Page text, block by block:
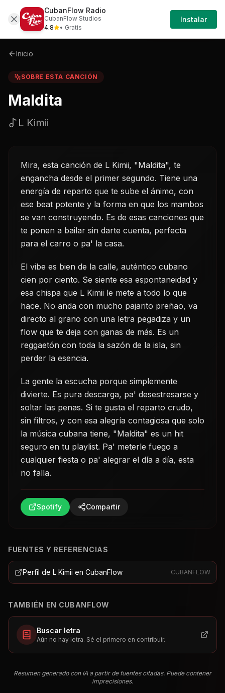
Sobre Maldita-l-kimii
Iniciar
Sesión
Inicio
SOBRE ESTA CANCIÓN
Maldita
L Kimii
Mira, esta canción de L Kimii, "Maldita", te
engancha desde el primer segundo. Tiene una
energía de reparto que te sube el ánimo, con
ese beat potente y la forma en que los mambos
se van construyendo. Es de esas canciones que
te ponen a bailar sin darte cuenta, perfecta
para el carro o pa' la casa.
El vibe es bien de la calle, auténtico cubano
cien por ciento. Se siente esa espontaneidad y
esa chispa que L Kimii le mete a todo lo que
hace. No anda con mucho pajarito preñao, va
directo al grano con una letra pegadiza y un
flow que te deja con ganas de más. Es un
reggaetón con toda la sazón de la isla, sin
perder la esencia.
La gente la escucha porque simplemente
divierte. Es pura descarga, pa' desestresarse y
soltar las penas. Si te gusta el reparto crudo,
sin filtros, y con esa alegría contagiosa que solo
la música cubana tiene, "Maldita" es un hit
seguro en tu playlist. Pa' meterle fuego a
cualquier fiesta o pa' alegrar el día a día, esta
no falla.
Spotify Compartir
FUENTES Y REFERENCIAS
Perfil de L Kimii en CubanFlow CUBANFLOW
TAMBIÉN EN CUBANFLOW
Buscar letra
Aún no hay letra. Sé el primero en contribuir.
Resumen generado con IA a partir de fuentes citadas. Puede contener
imprecisiones.
CubanFlow Radio
CubanFlow Studios
4.8
• Gratis
Instalar